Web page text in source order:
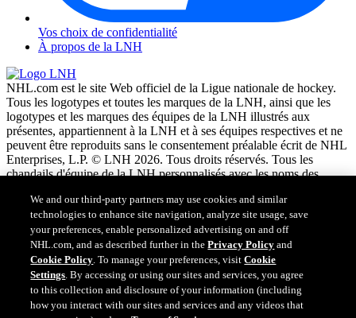
Vos choix de confidentialité
À propos de la LNH
NHL.com est le site Web officiel de la Ligue nationale de hockey.
Tous les logotypes et toutes les marques de la LNH, ainsi que les
logotypes et les marques des équipes de la LNH illustrés aux
présentes, appartiennent à la LNH et à ses équipes respectives et ne
peuvent être reproduits sans le consentement préalable écrit de NHL
Enterprises, L.P. © LNH 2026. Tous droits réservés. Tous les
chandails d'équipe de la LNH personnalisés avec les noms des
de la LNH et de l'AJLNH. Le mot servant de marque Zamboni et la
configuration de la surfaceuse Zamboni sont des marques de
commerce déposées de Frank J. Zamboni & Co., Inc. © Frank J.
Zamboni & Co., Inc. 2026. Tous droits réservés. Toute autre marque
déposée ou tout droit d'auteur d'une tierce partie sont la propriété de
leurs auteurs respectifs. Tous droits réservés.
We and our third-party partners may use cookies and similar
technologies to enhance site navigation, analyze site usage, save
NHL.com, and as described further in thePrivacy Policyand
Cookie Policy. To manage your preferences, visitCookie
Settings. By accessing or using our sites and services, you agree
to this collection and disclosure of your information (including
how you interact with our sites and services and any videos that
you may view) and ourTerms of Service.
Cookie Settings I Understand